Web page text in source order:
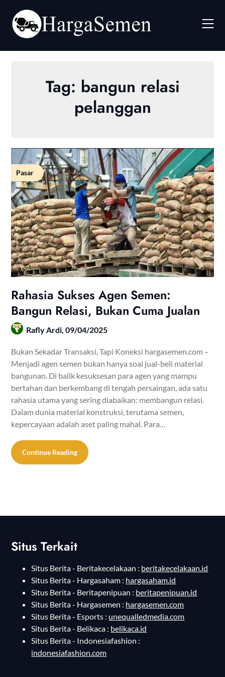
content
Tag: bangun relasi
pelanggan
Pasar
Rahasia Sukses Agen Semen:
Bangun Relasi, Bukan Cuma Jualan
Rafly Ardi,09/04/2025
Bukan Sekadar Transaksi, Tapi Koneksi hargasemen.com –
Menjadi agen semen bukan hanya soal jual-beli material
bangunan. Di balik kesuksesan para agen yang mampu
bertahan dan berkembang di tengah persaingan, ada satu
rahasia utama yang sering diabaikan: membangun relasi.
Dalam dunia material konstruksi, terutama semen,
kepercayaan adalah aset paling mahal. Para…
Continue Reading
Situs Terkait
Situs Berita - Beritakecelakaan : beritakecelakaan.id
Situs Berita - Hargasaham : hargasaham.id
Situs Berita - Beritapenipuan : beritapenipuan.id
Situs Berita - Hargasemen : hargasemen.com
Situs Berita - Esports : unequalledmedia.com
Situs Berita - Belikaca : belikaca.id
Situs Berita - Indonesiafashion :
indonesiafashion.com